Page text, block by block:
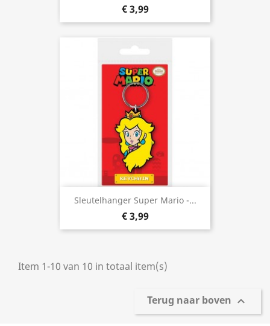
€ 3,99
Sleutelhanger Super Mario -...
€ 3,99
Item 1-10 van 10 in totaal item(s)
Terug naar boven 